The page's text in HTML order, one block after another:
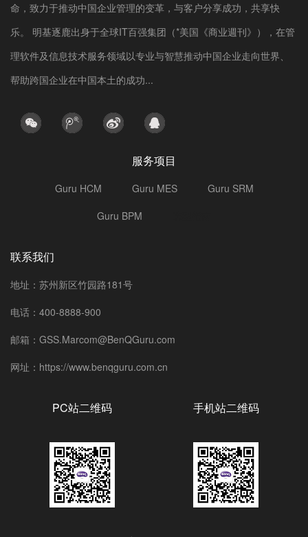
命，致力于推动中国企业管理的变革，与客户分享成功，共享快
乐。 明基逐鹿出身于全球IT百强集团（*美国《商业週刊》），在管
理软件及信息技术服务领域以专业与智慧推动中国企业走向世界、
帮助跨国企业在中国本土的成功...
服务项目
Guru HCM Guru MES
Guru SRM
Guru BPM
联系我们
地址：苏州新区竹园路181号
电话：400-8888-900
邮箱：GSS.Marcom@BenQGuru.com
网址：https://www.benqguru.com.cn
PC站二维码 手机站二维码